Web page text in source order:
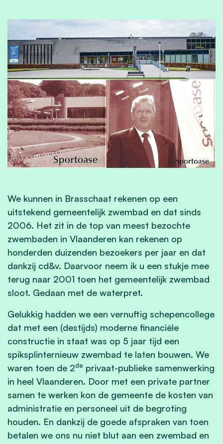
We kunnen in Brasschaat rekenen op een
uitstekend gemeentelijk zwembad en dat sinds
2006. Het zit in de top van meest bezochte
zwembaden in Vlaanderen kan rekenen op
honderden duizenden bezoekers per jaar en dat
dankzij cd&v. Daarvoor neem ik u een stukje mee
terug naar 2001 toen het gemeentelijk zwembad
sloot. Gedaan met de waterpret.
Gelukkig hadden we een vernuftig schepencollege
dat met een (destijds) moderne financiële
constructie in staat was op 5 jaar tijd een
spiksplinternieuw zwembad te laten bouwen. We
waren toen de 2de privaat-publieke samenwerking
in heel Vlaanderen. Door met een private partner
samen te werken kon de gemeente de kosten van
administratie en personeel uit de begroting
houden. En dankzij de goede afspraken van toen
betalen we ons nu niet blut aan een zwembad en